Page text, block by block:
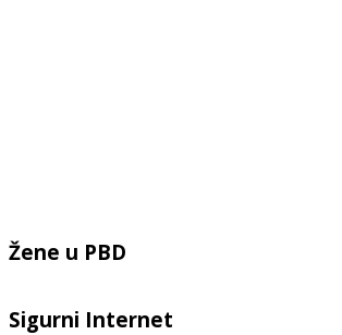
Žene u PBD
Sigurni Internet